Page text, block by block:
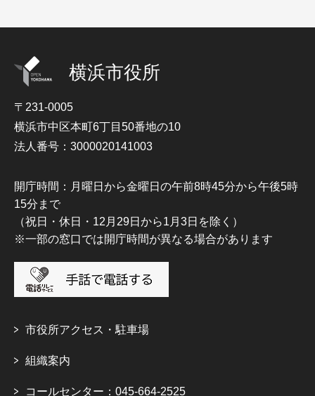
横浜市役所
〒231-0005
横浜市中区本町6丁目50番地の10
法人番号：3000020141003
開庁時間：月曜日から金曜日の午前8時45分から午後5時
15分まで
（祝日・休日・12月29日から1月3日を除く）
※一部の窓口では開庁時間が異なる場合があります
市役所アクセス・駐車場
組織案内
コールセンター：045-664-2525